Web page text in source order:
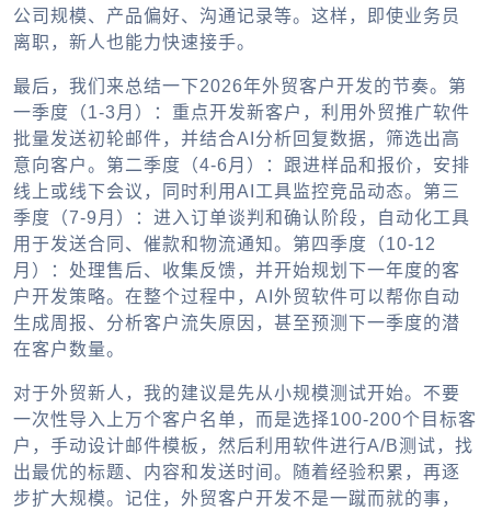
公司规模、产品偏好、沟通记录等。这样，即使业务员
离职，新人也能力快速接手。
最后，我们来总结一下2026年外贸客户开发的节奏。第
一季度（1-3月）：重点开发新客户，利用 外贸推广软件
批量发送初轮邮件，并结合AI分析回复数据，筛选出高
意向客户。第二季度（4-6月）：跟进样品和报价，安排
线上或线下会议，同时利用AI工具监控竞品动态。第三
季度（7-9月）：进入订单谈判和确认阶段，自动化工具
用于发送合同、催款和物流通知。第四季度（10-12
月）：处理售后、收集反馈，并开始规划下一年度的客
户开发策略。在整个过程中， AI外贸软件可以帮你自动
生成周报、分析客户流失原因，甚至预测下一季度的潜
在客户数量。
对于外贸新人，我的建议是先从小规模测试开始。不要
一次性导入上万个客户名单，而是选择100-200个目标客
户，手动设计邮件模板，然后利用软件进行A/B测试，找
出最优的标题、内容和发送时间。随着经验积累，再逐
步扩大规模。记住，外贸客户开发不是一蹴而就的事，